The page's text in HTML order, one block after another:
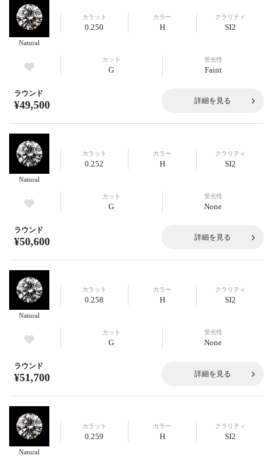
Natural
カラット
0.250
カラー
H
クラリティ
SI2
カット
G
蛍光性
Faint
ラウンド
¥49,500 詳細を見る
Natural
カラット
0.252
カラー
H
クラリティ
SI2
カット
G
蛍光性
None
ラウンド
¥50,600 詳細を見る
Natural
カラット
0.258
カラー
H
クラリティ
SI2
カット
G
蛍光性
None
ラウンド
¥51,700 詳細を見る
Natural
カラット
0.259
カラー
H
クラリティ
SI2